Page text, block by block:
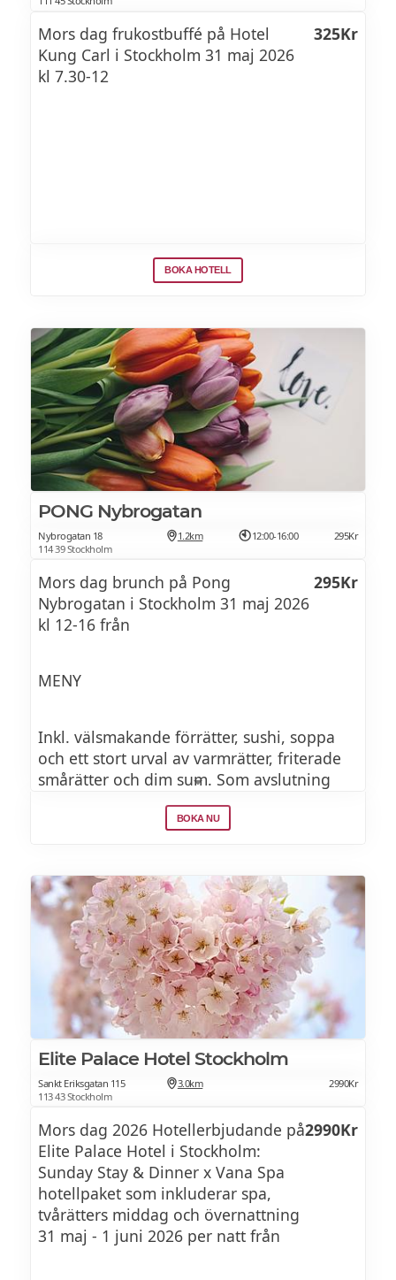
Mors dag frukostbuffé på Hotel
Kung Carl i Stockholm 31 maj 2026
kl 7.30-12
325Kr
BOKA HOTELL
PONG Nybrogatan
Nybrogatan 18
114 39 Stockholm
1.2km 12:00-16:00 295Kr
Mors dag brunch på Pong
Nybrogatan i Stockholm 31 maj 2026
kl 12-16 från
295Kr
MENY
Inkl. välsmakande förrätter, sushi, soppa
och ett stort urval av varmrätter, friterade
smårätter och dim sum. Som avslutning
finns desserter, glass och frukt.
BOKA NU
Elite Palace Hotel Stockholm
Sankt Eriksgatan 115
113 43 Stockholm
3.0km 2990Kr
Mors dag 2026 Hotellerbjudande på
Elite Palace Hotel i Stockholm:
Sunday Stay & Dinner x Vana Spa
hotellpaket som inkluderar spa,
tvårätters middag och övernattning
31 maj - 1 juni 2026 per natt från
2990Kr